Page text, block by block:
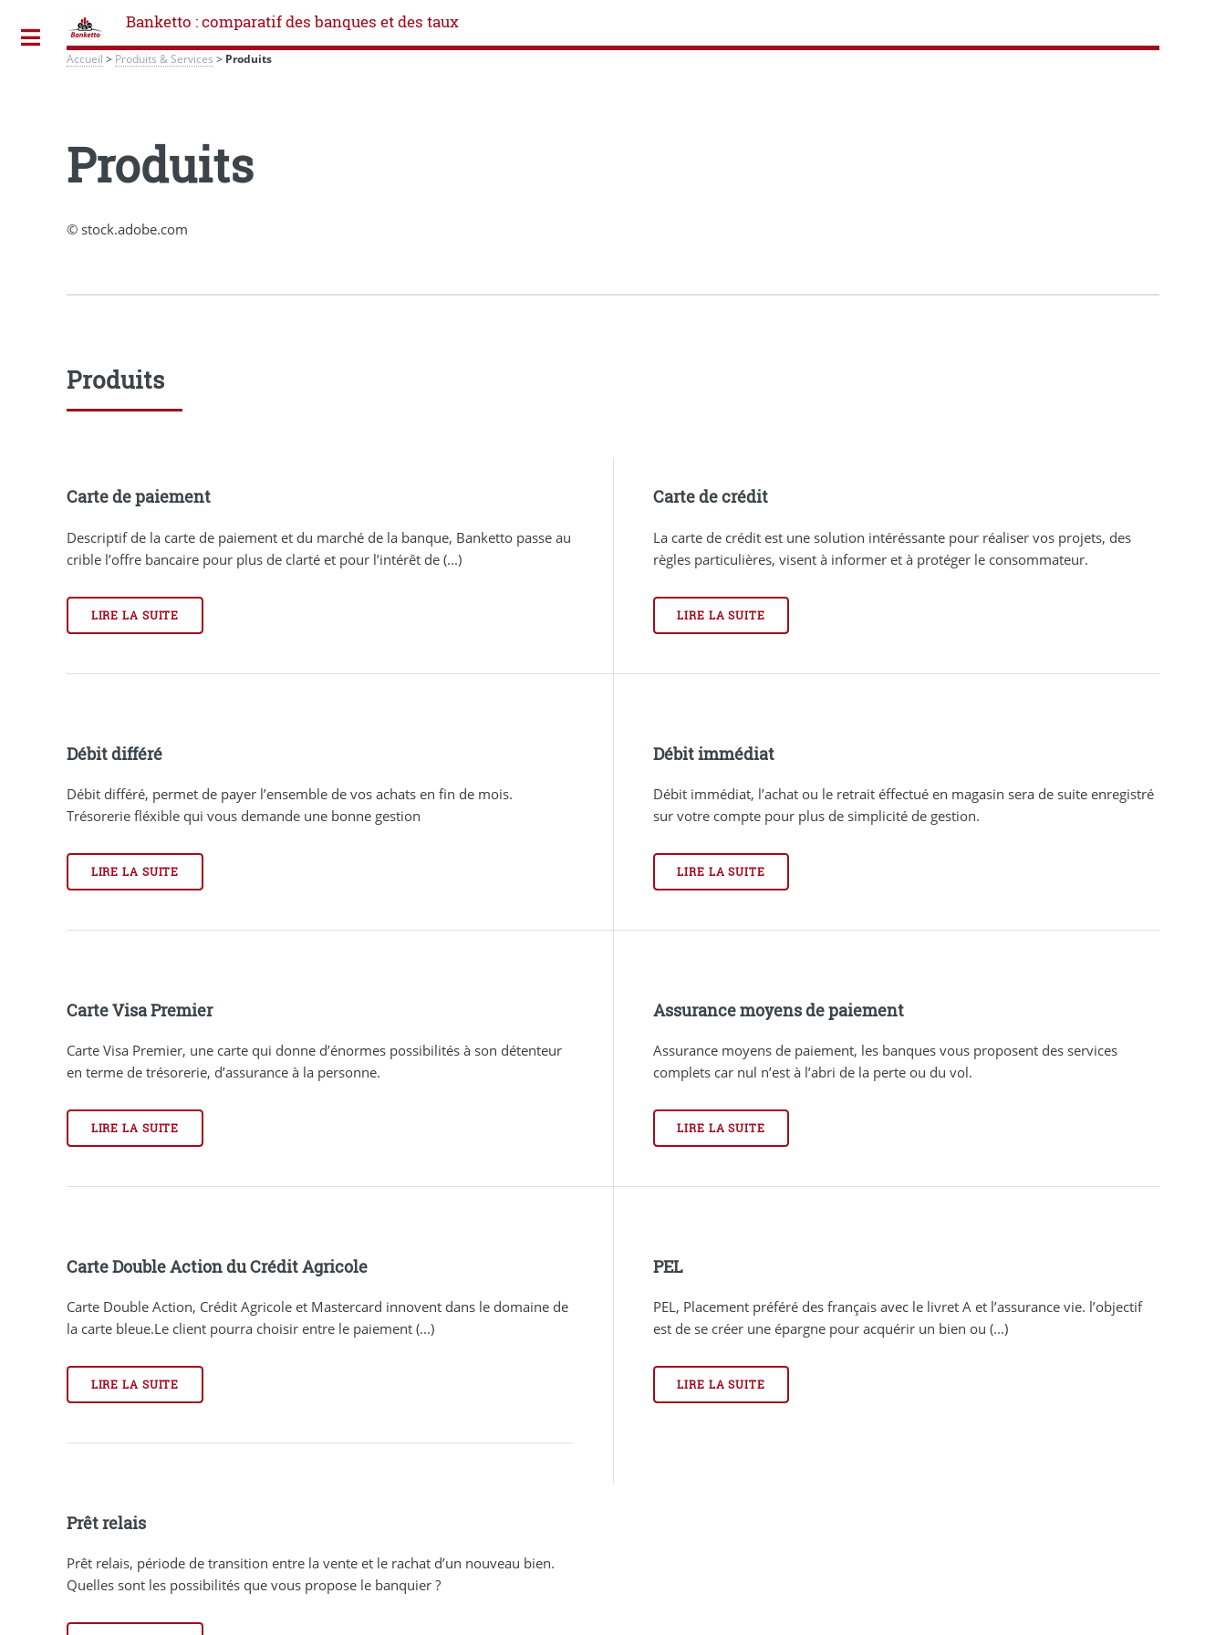
Banketto : comparatif des banques et des taux
Accueil > Produits & Services > Produits
Produits
© stock.adobe.com
Produits
Carte de paiement
Descriptif de la carte de paiement et du marché de la banque, Banketto passe au
crible l’offre bancaire pour plus de clarté et pour l’intérêt de (...)
LIRE LA SUITE
Carte de crédit
La carte de crédit est une solution intéréssante pour réaliser vos projets, des
règles particulières, visent à informer et à protéger le consommateur.
LIRE LA SUITE
Débit différé
Débit différé, permet de payer l’ensemble de vos achats en fin de mois.
Trésorerie fléxible qui vous demande une bonne gestion
LIRE LA SUITE
Débit immédiat
Débit immédiat, l’achat ou le retrait éffectué en magasin sera de suite enregistré
sur votre compte pour plus de simplicité de gestion.
LIRE LA SUITE
Carte Visa Premier
Carte Visa Premier, une carte qui donne d’énormes possibilités à son détenteur
en terme de trésorerie, d’assurance à la personne.
LIRE LA SUITE
Assurance moyens de paiement
Assurance moyens de paiement, les banques vous proposent des services
complets car nul n’est à l’abri de la perte ou du vol.
LIRE LA SUITE
Carte Double Action du Crédit Agricole
Carte Double Action, Crédit Agricole et Mastercard innovent dans le domaine de
la carte bleue.Le client pourra choisir entre le paiement (...)
LIRE LA SUITE
PEL
PEL, Placement préféré des français avec le livret A et l’assurance vie. l’objectif
est de se créer une épargne pour acquérir un bien ou (...)
LIRE LA SUITE
Prêt relais
Prêt relais, période de transition entre la vente et le rachat d’un nouveau bien.
Quelles sont les possibilités que vous propose le banquier ?
Toggle